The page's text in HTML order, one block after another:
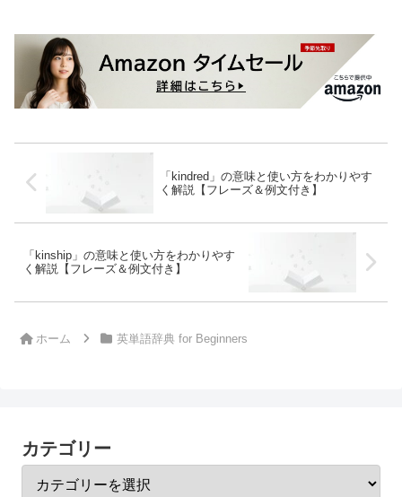
「kindred」の意味と使い方をわかりやす
く解説【フレーズ＆例文付き】
「kinship」の意味と使い方をわかりやす
く解説【フレーズ＆例文付き】
ホーム 英単語辞典 for Beginners
カテゴリー